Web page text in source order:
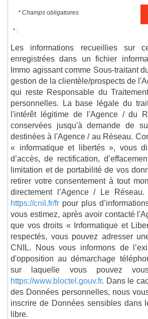
* Champs obligatoires
* :
Les informations recueillies sur
enregistrées dans un fichier
Immo agissant comme Sous-traitant
gestion de la clientèle/prospects de
qui reste Responsable du
personnelles. La base légale du
l'intérêt légitime de l'Agence / du
conservées jusqu'à demande de
destinées à l'Agence / au Réseau.
« informatique et libertés », vous
d’accès, de rectification,
limitation et de portabilité de vos
retirer votre consentement à tout
directement l’Agence / Le
https://cnil.fr/fr pour plus
vous estimez, après avoir contacté
que vos droits « Informatique et
respectés, vous pouvez adresser
CNIL. Nous vous informons de
d'opposition au démarchage
sur laquelle vous pouvez
https://www.bloctel.gouv.fr. Dans le
des Données personnelles, nous
inscrire de Données sensibles dans
libre.